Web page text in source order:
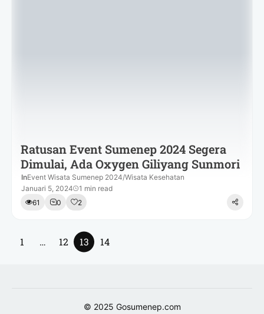
Ratusan Event Sumenep 2024 Segera
Dimulai, Ada Oxygen Giliyang Sunmori
InEvent Wisata Sumenep 2024/Wisata Kesehatan
Januari 5, 2024
1 min read
61
0 2
1 … 12 13 14
© 2025 Gosumenep.com